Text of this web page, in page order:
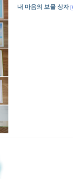
내 마음의 보물 상자